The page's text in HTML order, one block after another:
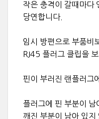
작은 충격이 갈때마다
당연합니다.
임시 방편으로 부품비
RJ45 플러그 클립을
핀이 부러진 랜플러그
플러그에 핀 부분이
깨진 부분이 남아 있